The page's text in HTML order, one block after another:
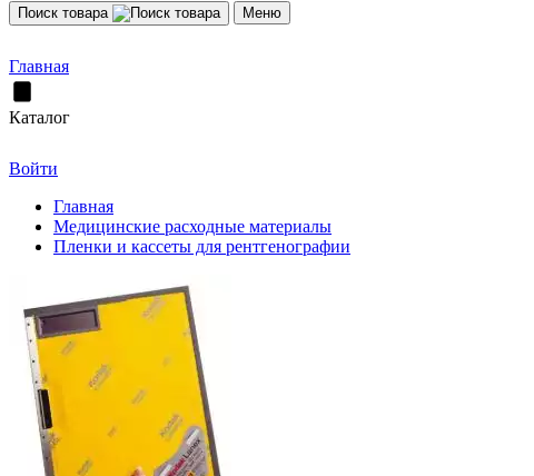
Поиск товара Меню
Главная
Каталог
Войти
Главная
Медицинские расходные материалы
Пленки и кассеты для рентгенографии